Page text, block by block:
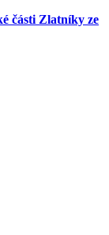
části Zlatníky ze